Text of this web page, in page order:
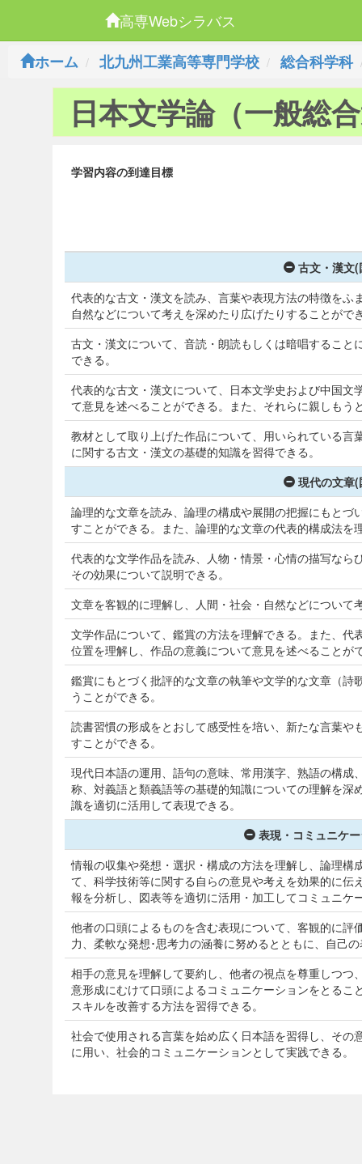
高専Webシラバス
ホーム
北九州工業高等専門学校 総合科学科
日本文学論（一般総
学習内容の到達目標
古文・漢文(
代表的な古文・漢文を読み、言葉や表現方法の特徴を
自然などについて考えを深めたり広げたりすることがで
古文・漢文について、音読・朗読もしくは暗唱するこ
できる。
代表的な古文・漢文について、日本文学史および中国
て意見を述べることができる。また、それらに親しもう
教材として取り上げた作品について、用いられている
に関する古文・漢文の基礎的知識を習得できる。
現代の文章(
論理的な文章を読み、論理の構成や展開の把握にもと
すことができる。また、論理的な文章の代表的構成法を
代表的な文学作品を読み、人物・情景・心情の描写な
その効果について説明できる。
文章を客観的に理解し、人間・社会・自然などについて
文学作品について、鑑賞の方法を理解できる。また、
位置を理解し、作品の意義について意見を述べることが
鑑賞にもとづく批評的な文章の執筆や文学的な文章（
うことができる。
読書習慣の形成をとおして感受性を培い、新たな言葉
すことができる。
現代日本語の運用、語句の意味、常用漢字、熟語の構
称、対義語と類義語等の基礎的知識についての理解を
識を適切に活用して表現できる。
表現・コミュニケ
情報の収集や発想・選択・構成の方法を理解し、論理構
て、科学技術等に関する自らの意見や考えを効果的に
報を分析し、図表等を適切に活用・加工してコミュニケ
他者の口頭によるものを含む表現について、客観的に
力、柔軟な発想･思考力の涵養に努めるとともに、自己
相手の意見を理解して要約し、他者の視点を尊重しつ
意形成にむけて口頭によるコミュニケーションをとる
スキルを改善する方法を習得できる。
社会で使用される言葉を始め広く日本語を習得し、そ
に用い、社会的コミュニケーションとして実践できる。